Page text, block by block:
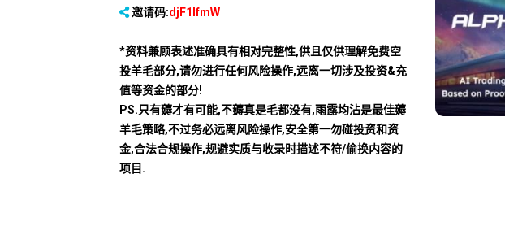
邀请码:djF1IfmW
*资料兼顾表述准确具有相对完整性,供且仅供理解免费空
投羊毛部分,请勿进行任何风险操作,远离一切涉及投资&充
值等资金的部分!
PS.只有薅才有可能,不薅真是毛都没有,雨露均沾是最佳薅
羊毛策略,不过务必远离风险操作,安全第一勿碰投资和资
金,合法合规操作,规避实质与收录时描述不符/偷换内容的
项目.